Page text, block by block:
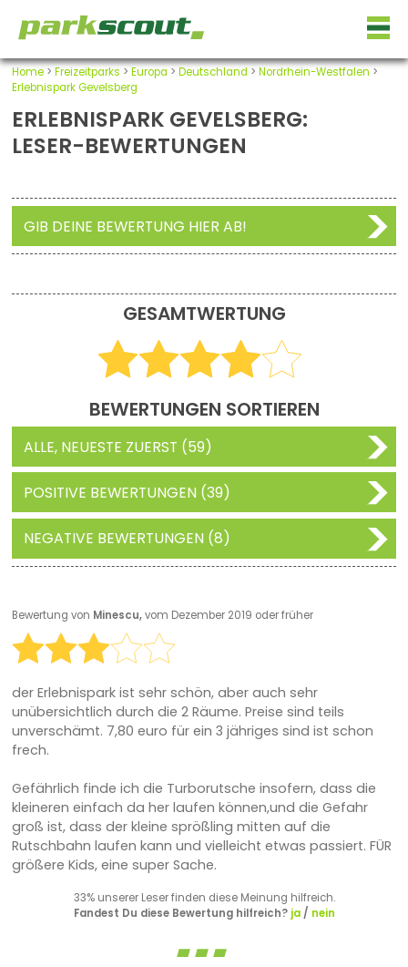
Home> Freizeitparks > Europa > Deutschland > Nordrhein-Westfalen >
Erlebnispark Gevelsberg
ERLEBNISPARK GEVELSBERG:
LESER-BEWERTUNGEN
GIB DEINE BEWERTUNG HIER AB!
GESAMTWERTUNG
BEWERTUNGEN SORTIEREN
ALLE, NEUESTE ZUERST (59)
POSITIVE BEWERTUNGEN (39)
NEGATIVE BEWERTUNGEN (8)
Bewertung von Minescu,vom Dezember 2019 oder früher
der Erlebnispark ist sehr schön, aber auch sehr
unübersichtlich durch die 2 Räume. Preise sind teils
unverschämt. 7,80 euro für ein 3 jähriges sind ist schon
frech.
Gefährlich finde ich die Turborutsche insofern, dass die
kleineren einfach da her laufen können,und die Gefahr
groß ist, dass der kleine sprößling mitten auf die
Rutschbahn laufen kann und vielleicht etwas passiert. FÜR
größere Kids, eine super Sache.
33% unserer Leser finden diese Meinung hilfreich.
Fandest Du diese Bewertung hilfreich? ja/ nein